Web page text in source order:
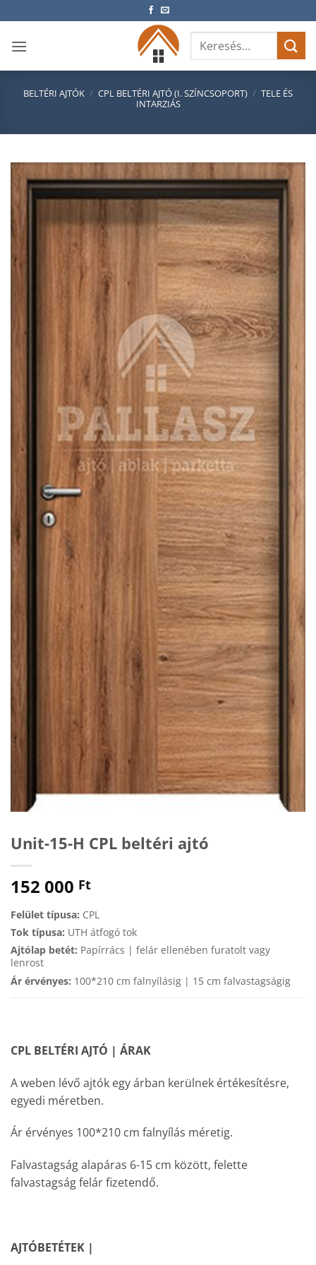
to
content
Keresés
következőre:
BELTÉRI AJTÓK / CPL BELTÉRI AJTÓ (I. SZÍNCSOPORT) / TELE ÉS
INTARZIÁS
Unit-15-H CPL beltéri ajtó
152 000 Ft
Felület típusa: CPL
Tok típusa: UTH átfogó tok
Ajtólap betét: Papírrács | felár ellenében furatolt vagy
lenrost
Ár érvényes: 100*210 cm falnyílásig | 15 cm falvastagságig
CPL BELTÉRI AJTÓ | ÁRAK
A weben lévő ajtók egy árban kerülnek értékesítésre,
egyedi méretben.
Ár érvényes 100*210 cm falnyílás méretig.
Falvastagság alapáras 6-15 cm között, felette
falvastagság felár fizetendő.
AJTÓBETÉTEK |